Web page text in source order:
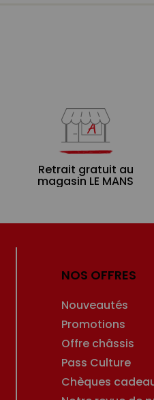
Retrait gratuit au
magasin LE MANS
NOS OFFRES
Nouveautés
Promotions
Offre châssis
Pass Culture
Chèques